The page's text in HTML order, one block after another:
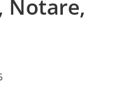
Notare,